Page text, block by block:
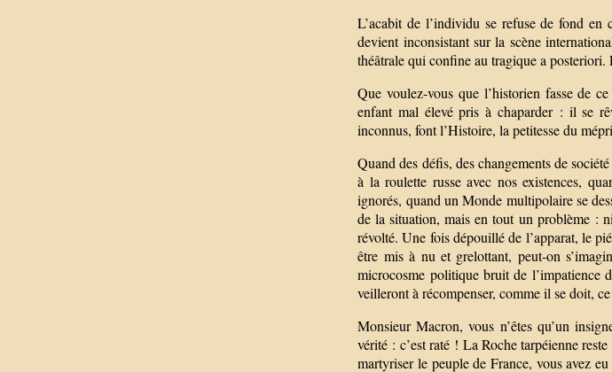
L’acabit de l’individu se refuse de fond
devient inconsistant sur la scène
théâtrale qui confine au tragique a posteriori.
Que voulez-vous que l’historien fasse de
enfant mal élevé pris à chaparder : il se
inconnus, font l’Histoire, la petitesse du
Quand des défis, des changements de
à la roulette russe avec nos existences,
ignorés, quand un Monde multipolaire se
de la situation, mais en tout un problème :
révolté. Une fois dépouillé de l’apparat, le
être mis à nu et grelottant, peut-on
microcosme politique bruit de l’impatience
veilleront à récompenser, comme il se doit,
Monsieur Macron, vous n’êtes qu’un
vérité : c’est raté ! La Roche tarpéienne
martyriser le peuple de France, vous avez